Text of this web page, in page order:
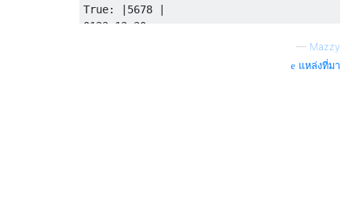
"1234 " ,
"1    "
True: 5678
0123
12
30
— Mazzy
แหล่งที่มา